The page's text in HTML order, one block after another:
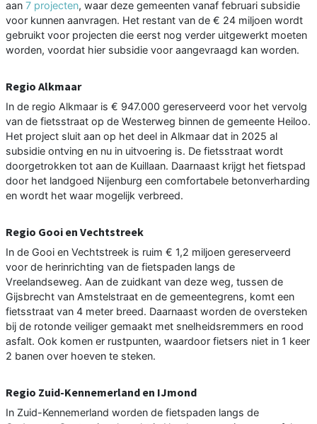
aan 7 projecten, waar deze gemeenten vanaf februari subsidie
voor kunnen aanvragen. Het restant van de € 24 miljoen wordt
gebruikt voor projecten die eerst nog verder uitgewerkt moeten
worden, voordat hier subsidie voor aangevraagd kan worden.
Regio Alkmaar
In de regio Alkmaar is € 947.000 gereserveerd voor het vervolg
van de fietsstraat op de Westerweg binnen de gemeente Heiloo.
Het project sluit aan op het deel in Alkmaar dat in 2025 al
subsidie ontving en nu in uitvoering is. De fietsstraat wordt
doorgetrokken tot aan de Kuillaan. Daarnaast krijgt het fietspad
door het landgoed Nijenburg een comfortabele betonverharding
en wordt het waar mogelijk verbreed.
Regio Gooi en Vechtstreek
In de Gooi en Vechtstreek is ruim € 1,2 miljoen gereserveerd
voor de herinrichting van de fietspaden langs de
Vreelandseweg. Aan de zuidkant van deze weg, tussen de
Gijsbrecht van Amstelstraat en de gemeentegrens, komt een
fietsstraat van 4 meter breed. Daarnaast worden de oversteken
bij de rotonde veiliger gemaakt met snelheidsremmers en rood
asfalt. Ook komen er rustpunten, waardoor fietsers niet in 1 keer
2 banen over hoeven te steken.
Regio Zuid-Kennemerland en IJmond
In Zuid-Kennemerland worden de fietspaden langs de